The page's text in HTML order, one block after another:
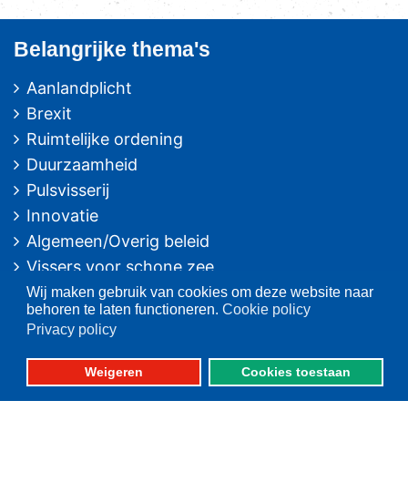
Wij maken gebruik van cookies om deze website naar
behoren te laten functioneren. Cookie policy
Privacy policy
Weigeren Cookies toestaan
Belangrijke thema's
Aanlandplicht
Brexit
Ruimtelijke ordening
Duurzaamheid
Pulsvisserij
Innovatie
Algemeen/Overig beleid
Vissers voor schone zee
Op deze website
Vertegenwoordiging